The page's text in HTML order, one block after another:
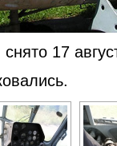
снято 17